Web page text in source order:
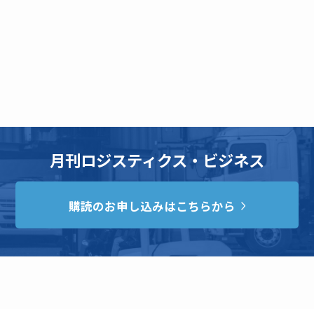
月刊ロジスティクス・ビジネス
購読のお申し込みはこちらから